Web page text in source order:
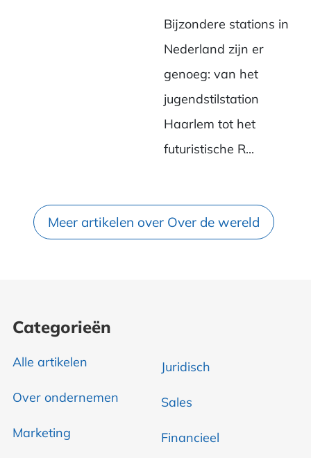
Bijzondere stations in
Nederland zijn er
genoeg: van het
jugendstilstation
Haarlem tot het
futuristische R...
Meer artikelen over Over de wereld
Categorieën
Alle artikelen
Over ondernemen
Marketing
Juridisch
Sales
Financieel